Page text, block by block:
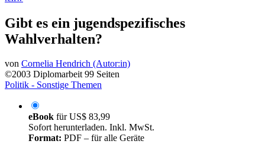
Gibt es ein jugendspezifisches
Wahlverhalten?
von Cornelia Hendrich (Autor:in)
©2003 Diplomarbeit 99 Seiten
Politik - Sonstige Themen
eBook fürUS$ 83,99
Sofort herunterladen. Inkl. MwSt.
Format: PDF – für alle Geräte